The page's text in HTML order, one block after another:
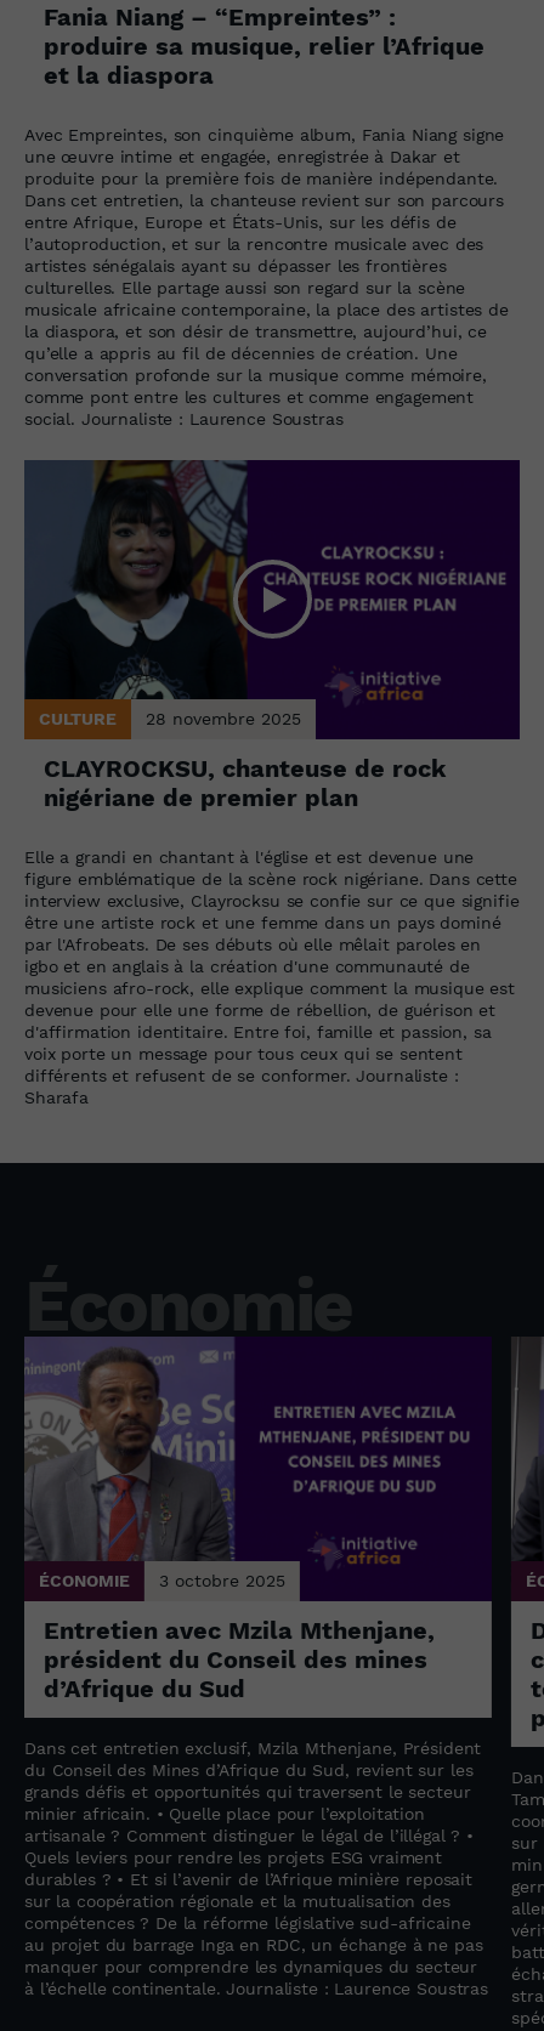
Fania Niang – “Empreintes” :
produire sa musique, relier l’Afrique
et la diaspora
Avec Empreintes, son cinquième album, Fania Niang signe
une œuvre intime et engagée, enregistrée à Dakar et
produite pour la première fois de manière indépendante.
Dans cet entretien, la chanteuse revient sur son parcours
entre Afrique, Europe et États-Unis, sur les défis de
l’autoproduction, et sur la rencontre musicale avec des
artistes sénégalais ayant su dépasser les frontières
culturelles. Elle partage aussi son regard sur la scène
musicale africaine contemporaine, la place des artistes de
la diaspora, et son désir de transmettre, aujourd’hui, ce
qu’elle a appris au fil de décennies de création. Une
conversation profonde sur la musique comme mémoire,
comme pont entre les cultures et comme engagement
social. Journaliste : Laurence Soustras
CULTURE 28 novembre 2025
CLAYROCKSU, chanteuse de rock
nigériane de premier plan
Elle a grandi en chantant à l'église et est devenue une
figure emblématique de la scène rock nigériane. Dans cette
interview exclusive, Clayrocksu se confie sur ce que signifie
être une artiste rock et une femme dans un pays dominé
par l'Afrobeats. De ses débuts où elle mêlait paroles en
igbo et en anglais à la création d'une communauté de
musiciens afro-rock, elle explique comment la musique est
devenue pour elle une forme de rébellion, de guérison et
d'affirmation identitaire. Entre foi, famille et passion, sa
voix porte un message pour tous ceux qui se sentent
différents et refusent de se conformer. Journaliste :
Sharafa
Économie
ÉCONOMIE 3 octobre 2025
Entretien avec Mzila Mthenjane,
président du Conseil des mines
d’Afrique du Sud
Dans cet entretien exclusif, Mzila Mthenjane, Président
du Conseil des Mines d’Afrique du Sud, revient sur les
grands défis et opportunités qui traversent le secteur
minier africain. • Quelle place pour l’exploitation
artisanale ? Comment distinguer le légal de l’illégal ? •
Quels leviers pour rendre les projets ESG vraiment
durables ? • Et si l’avenir de l’Afrique minière reposait
sur la coopération régionale et la mutualisation des
compétences ? De la réforme législative sud-africaine
au projet du barrage Inga en RDC, un échange à ne pas
manquer pour comprendre les dynamiques du secteur
à l’échelle continentale. Journaliste : Laurence Soustras
sur